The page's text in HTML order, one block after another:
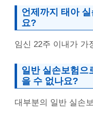
언제까지 태아
요?
임신 22주 이내가 가
일반 실손보험으
을 수 없나요?
대부분의 일반 실손